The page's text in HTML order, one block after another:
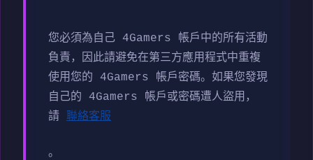
您必須為自己 4Gamers 帳戶中的所有活動
負責，因此請避免在第三方應用程式中重複
使用您的 4Gamers 帳戶密碼。如果您發現
自己的 4Gamers 帳戶或密碼遭人盜用，
請 聯絡客服
。